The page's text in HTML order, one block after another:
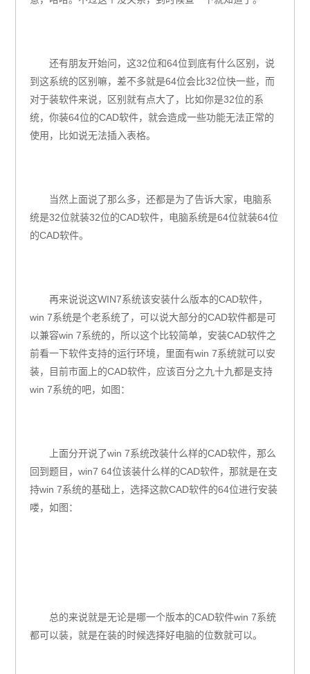
还有朋友开始问，这32位和64位到底有什么区别，说
到这系统的区别嘛，差不多就是64位会比32位快一些，而
对于装软件来说，区别就有点大了，比如你是32位的系
统，你装64位的CAD软件，就会造成一些功能无法正常的
使用，比如说无法插入表格。
当然上面说了那么多，还都是为了告诉大家，电脑系
统是32位就装32位的CAD软件，电脑系统是64位就装64位
的CAD软件。
再来说说这WIN7系统该安装什么版本的CAD软件，
win 7系统是个老系统了，可以说大部分的CAD软件都是可
以兼容win 7系统的，所以这个比较简单，安装CAD软件之
前看一下软件支持的运行环境，里面有win 7系统就可以安
装，目前市面上的CAD软件，应该百分之九十九都是支持
win 7系统的吧，如图：
上面分开说了win 7系统改装什么样的CAD软件，那么
回到题目，win7 64位该装什么样的CAD软件，那就是在支
持win 7系统的基础上，选择这款CAD软件的64位进行安装
喽，如图：
总的来说就是无论是哪一个版本的CAD软件win 7系统
都可以装，就是在装的时候选择好电脑的位数就可以。